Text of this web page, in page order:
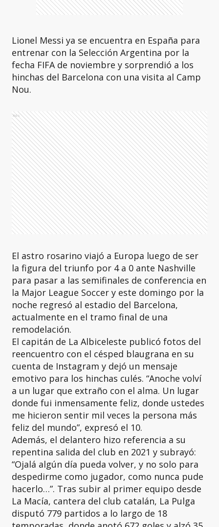
Lionel Messi ya se encuentra en España para
entrenar con la Selección Argentina por la
fecha FIFA de noviembre y sorprendió a los
hinchas del Barcelona con una visita al Camp
Nou.
Ads
El astro rosarino viajó a Europa luego de ser
la figura del triunfo por 4 a 0 ante Nashville
para pasar a las semifinales de conferencia en
la Major League Soccer y este domingo por la
noche regresó al estadio del Barcelona,
actualmente en el tramo final de una
remodelación.
El capitán de La Albiceleste publicó fotos del
reencuentro con el césped blaugrana en su
cuenta de Instagram y dejó un mensaje
emotivo para los hinchas culés. “Anoche volví
a un lugar que extraño con el alma. Un lugar
donde fui inmensamente feliz, donde ustedes
me hicieron sentir mil veces la persona más
feliz del mundo”, expresó el 10.
Además, el delantero hizo referencia a su
repentina salida del club en 2021 y subrayó:
“Ojalá algún día pueda volver, y no solo para
despedirme como jugador, como nunca pude
hacerlo…”. Tras subir al primer equipo desde
La Macía, cantera del club catalán, La Pulga
disputó 779 partidos a lo largo de 18